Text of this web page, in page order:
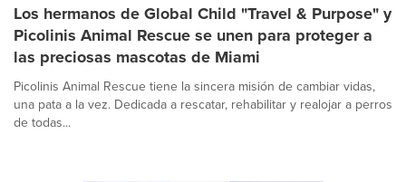
Los hermanos de Global Child "Travel & Purpose" y
Picolinis Animal Rescue se unen para proteger a
las preciosas mascotas de Miami
Picolinis Animal Rescue tiene la sincera misión de cambiar vidas,
una pata a la vez. Dedicada a rescatar, rehabilitar y realojar a perros
de todas...